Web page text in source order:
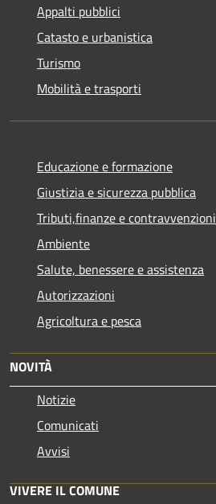
Appalti pubblici
Catasto e urbanistica
Turismo
Mobilità e trasporti
Educazione e formazione
Giustizia e sicurezza pubblica
Tributi,finanze e contravvenzioni
Ambiente
Salute, benessere e assistenza
Autorizzazioni
Agricoltura e pesca
NOVITÀ
Notizie
Comunicati
Avvisi
VIVERE IL COMUNE